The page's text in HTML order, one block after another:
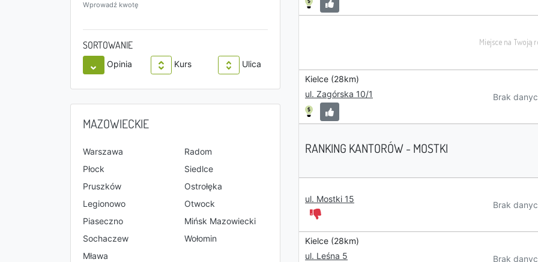
Wprowadź kwotę
SORTOWANIE
Opinia Kurs Ulica
MAZOWIECKIE
Warszawa
Radom
Płock
Siedlce
Pruszków
Ostrołęka
Legionowo
Otwock
Piaseczno
Mińsk Mazowiecki
Sochaczew
Wołomin
Mława
Kielce (28km)
ul. Zagórska 10/1
Brak
RANKING KANTORÓW - MOSTKI
ul. Mostki 15
Brak
Kielce (28km)
ul. Leśna 5
Brak